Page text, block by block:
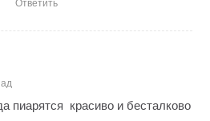
Ответить
пиарятся красиво и бесталково